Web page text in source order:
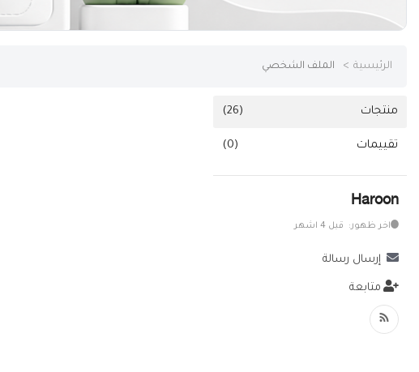
خدمات
إتصل بنا
اتفاقية الاستخدام
تسجيل دخول
التسجيل في الموقع
الرئيسية الملف الشخصي
منتجات (26)
تقييمات (0)
Haroon
اخر ظهور: قبل 4 اشهر
إرسال رسالة
متابعة